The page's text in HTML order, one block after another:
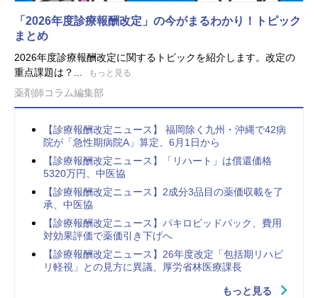
「2026年度診療報酬改定」の今がまるわかり！トピック
まとめ
2026年度診療報酬改定に関するトピックを紹介します。改定の
重点課題は？...
もっと見る
薬剤師コラム編集部
【診療報酬改定ニュース】 福岡除く九州・沖縄で42病
院が「急性期病院A」算定、6月1日から
【診療報酬改定ニュース】「リハート」は償還価格
5320万円、中医協
【診療報酬改定ニュース】2成分3品目の薬価収載を了
承、中医協
【診療報酬改定ニュース】パキロビッドパック、費用
対効果評価で薬価引き下げへ
【診療報酬改定ニュース】26年度改定「包括期リハビ
リ軽視」との見方に異議、厚労省林医療課長
もっと見る